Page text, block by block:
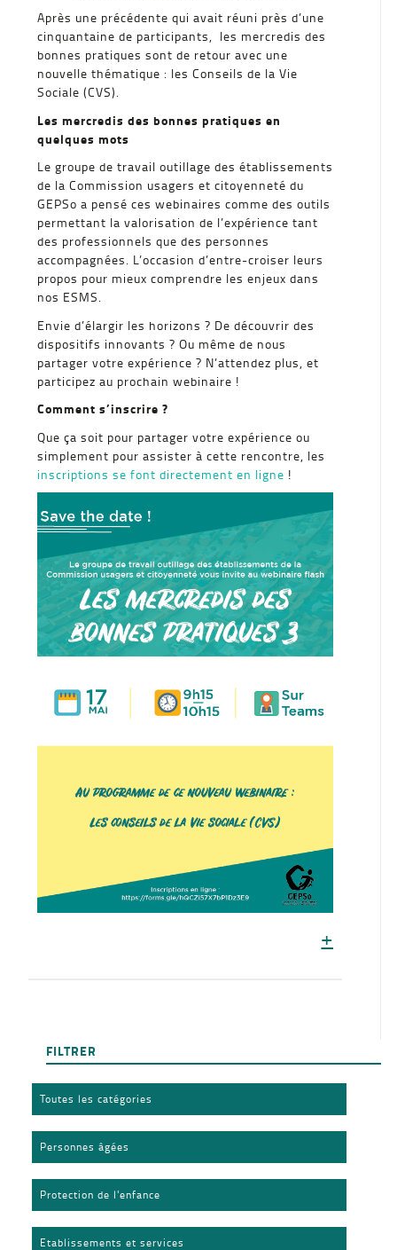
Après une précédente qui avait réuni près d’une
cinquantaine de participants, les mercredis des
bonnes pratiques sont de retour avec une
nouvelle thématique : les Conseils de la Vie
Sociale (CVS).
Les mercredis des bonnes pratiques en
quelques mots
Le groupe de travail outillage des établissements
de la Commission usagers et citoyenneté du
GEPSo a pensé ces webinaires comme des outils
permettant la valorisation de l’expérience tant
des professionnels que des personnes
accompagnées. L’occasion d’entre-croiser leurs
propos pour mieux comprendre les enjeux dans
nos ESMS.
Envie d’élargir les horizons ? De découvrir des
dispositifs innovants ? Ou même de nous
partager votre expérience ? N’attendez plus, et
participez au prochain webinaire !
Comment s’inscrire ?
Que ça soit pour partager votre expérience ou
simplement pour assister à cette rencontre, les
inscriptions se font directement en ligne !
+
FILTRER
Toutes les catégories
Personnes âgées
Protection de l'enfance
Etablissements et services